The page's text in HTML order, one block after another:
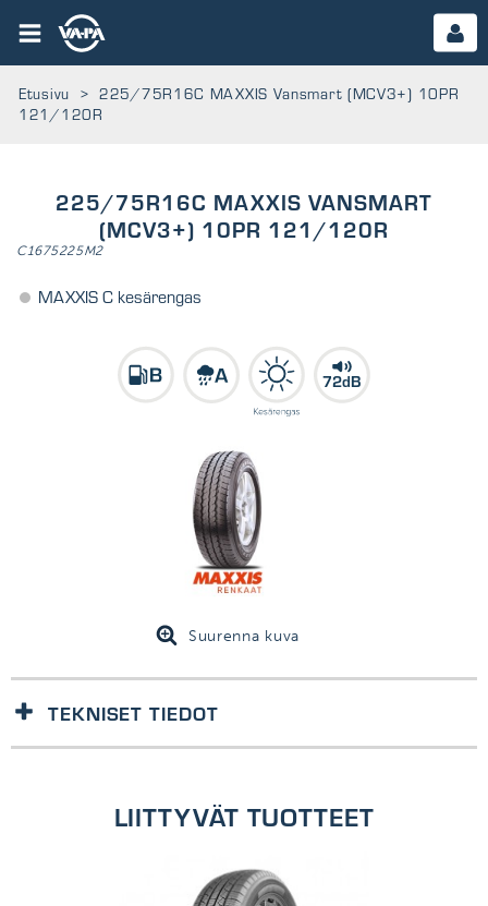
Etusivu > 225/75R16C MAXXIS Vansmart (MCV3+) 10PR
121/120R
225/75R16C MAXXIS VANSMART
(MCV3+) 10PR 121/120R
C1675225M2
MAXXIS C kesärengas
72dB
Suurenna kuva
TEKNISET TIEDOT
LIITTYVÄT TUOTTEET